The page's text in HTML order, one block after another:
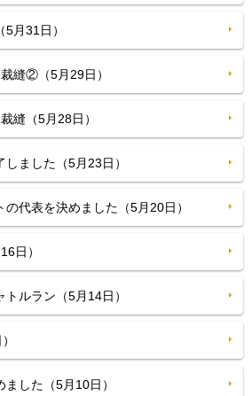
月31日）
縫②（5月29日）
縫（5月28日）
ました（5月23日）
の代表を決めました（5月20日）
日）
ルラン（5月14日）
した（5月10日）